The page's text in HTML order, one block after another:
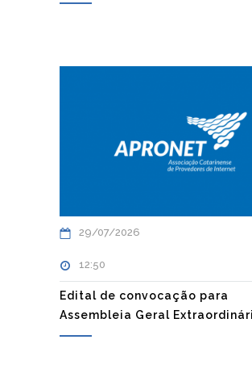
29/07/2026
12:50
Edital de convocação para
Assembleia Geral